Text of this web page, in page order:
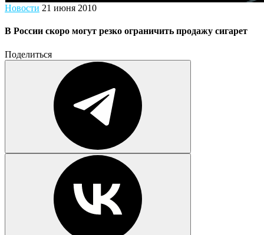
Новости 21 июня 2010
В России скоро могут резко ограничить продажу сигарет
Поделиться